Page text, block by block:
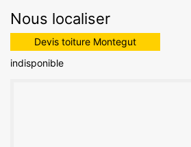
Nous localiser
Devis toiture Montegut
indisponible